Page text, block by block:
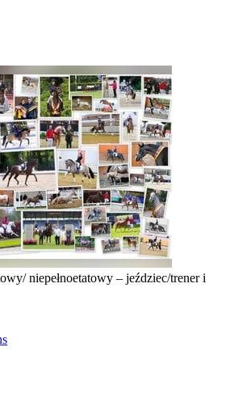
niepełnoetatowy – jeździec/trener i